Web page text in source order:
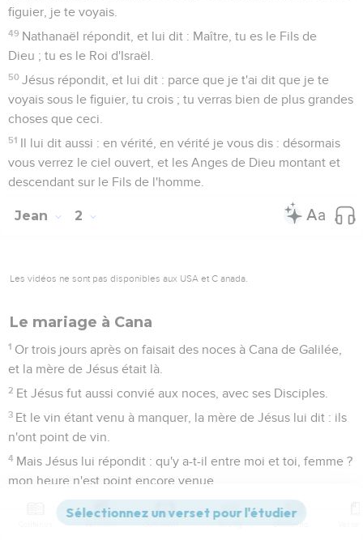
figuier, je te voyais.
49 Nathanaël répondit, et lui dit : Maître, tu es le Fils de
Dieu ; tu es le Roi d'Israël.
50 Jésus répondit, et lui dit : parce que je t'ai dit que je te
voyais sous le figuier, tu crois ; tu verras bien de plus grandes
choses que ceci.
51 Il lui dit aussi : en vérité, en vérité je vous dis : désormais
vous verrez le ciel ouvert, et les Anges de Dieu montant et
descendant sur le Fils de l'homme.
Jean 2
Les vidéos ne sont pas disponibles aux USA et C anada.
Le mariage à Cana
1 Or trois jours après on faisait des noces à Cana de Galilée,
et la mère de Jésus était là.
2 Et Jésus fut aussi convié aux noces, avec ses Disciples.
3 Et le vin étant venu à manquer, la mère de Jésus lui dit : ils
n'ont point de vin.
4 Mais Jésus lui répondit : qu'y a-t-il entre moi et toi, femme ?
mon heure n'est point encore venue.
Sa mère dit aux serviteurs : faites tout ce qu'il vous dira.
Or il y avait là six vaisseaux de pierre, mis selon l'usage de
Versions Commentaires Strong